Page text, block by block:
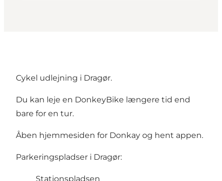
Cykel udlejning i Dragør.
Du kan leje en DonkeyBike længere tid end
bare for en tur.
Åben hjemmesiden for Donkay og hent appen.
Parkeringspladser i Dragør:
Stationspladsen